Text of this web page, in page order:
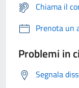
Chiama il
Prenota un
Problemi in
Segnala